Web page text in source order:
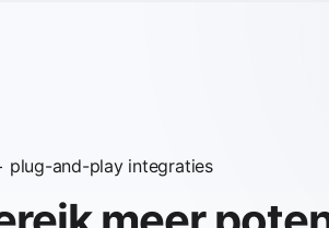
plug-and-play integraties